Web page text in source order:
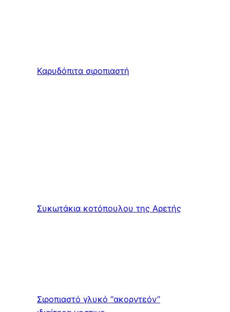
Καρυδόπιτα σιροπιαστή
Συκωτάκια κοτόπουλου της Αρετής
Σιροπιαστό γλυκό “ακορντεόν”